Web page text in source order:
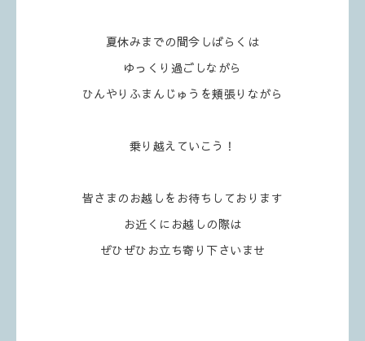
夏休みまでの間今しばらくは
ゆっくり過ごしながら
ひんやりふまんじゅうを頬張りながら
乗り越えていこう！
皆さまのお越しをお待ちしております
お近くにお越しの際は
ぜひぜひお立ち寄り下さいませ